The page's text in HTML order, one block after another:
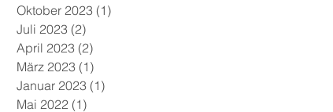
Oktober 2023 (1)
Juli 2023 (2)
April 2023 (2)
März 2023 (1)
Januar 2023 (1)
Mai 2022 (1)